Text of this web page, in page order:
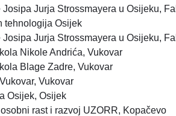
Josipa Jurja Strossmayera u Osijeku,
tehnologija Osijek
Jurja Strossmayera u Osijeku,
Nikole Andrića, Vukovar
Blage Zadre, Vukovar
Vukovar
Osijek, Osijek
rast i razvoj UZORR, Kopačevo